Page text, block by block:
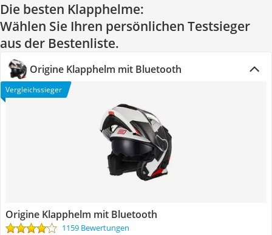
Die besten Klapphelme:
Wählen Sie Ihren persönlichen Testsieger
aus der Bestenliste.
Origine Klapphelm mit Bluetooth
Vergleichssieger
Origine Klapphelm mit Bluetooth
1159 Bewertungen